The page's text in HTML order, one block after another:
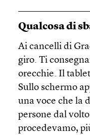
Qualcosa di
Ai cancelli di
giro. Ti
orecchie. Il
Sullo schermo
una voce che la
persone dal
procedevamo,